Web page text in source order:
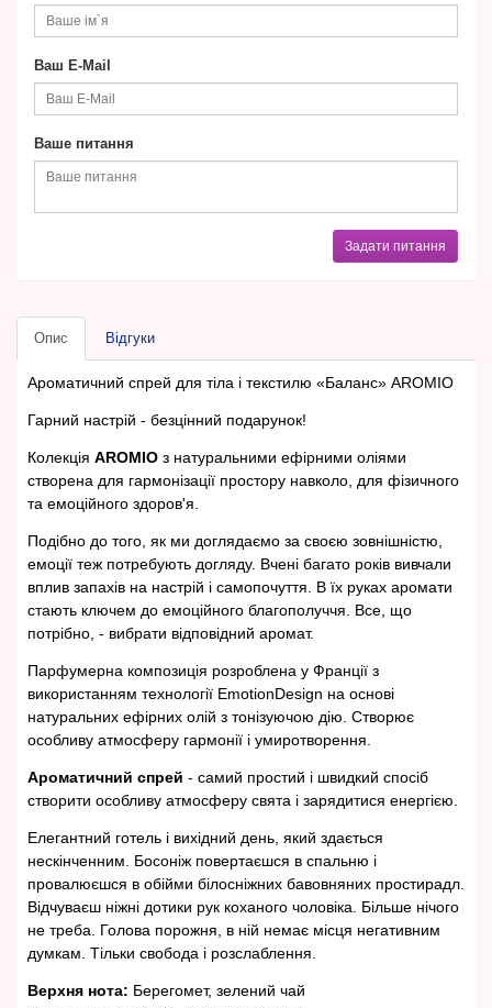
Ваш E-Mail
Ваше питання
Задати питання
Опис Відгуки
Ароматичний спрей для тіла і текстилю «Баланс» AROMIO
Гарний настрій - безцінний подарунок!
Колекція AROMIO з натуральними ефірними оліями
створена для гармонізації простору навколо, для фізичного
та емоційного здоров'я.
Подібно до того, як ми доглядаємо за своєю зовнішністю,
емоції теж потребують догляду. Вчені багато років вивчали
вплив запахів на настрій і самопочуття. В їх руках аромати
стають ключем до емоційного благополуччя. Все, що
потрібно, - вибрати відповідний аромат.
Парфумерна композиція розроблена у Франції з
використанням технології EmotionDesign на основі
натуральних ефірних олій з тонізуючою дію. Створює
особливу атмосферу гармонії і умиротворення.
Ароматичний спрей - самий простий і швидкий спосіб
створити особливу атмосферу свята і зарядитися енергією.
Елегантний готель і вихідний день, який здається
нескінченним. Босоніж повертаєшся в спальню і
провалюєшся в обійми білосніжних бавовняних простирадл.
Відчуваєш ніжні дотики рук коханого чоловіка. Більше нічого
не треба. Голова порожня, в ній немає місця негативним
думкам. Тільки свобода і розслаблення.
Верхня нота: Берегомет, зелений чай